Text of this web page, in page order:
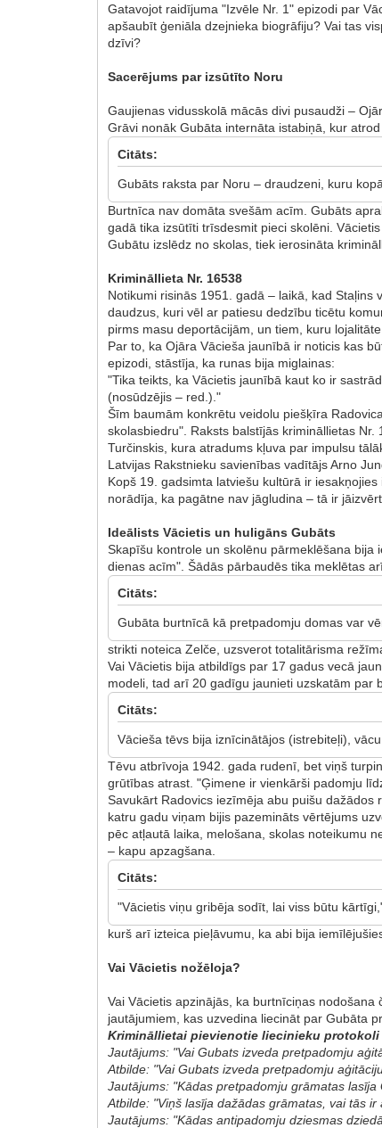
Gatavojot raidījuma "Izvēle Nr. 1" epizodi par
apšaubīt ģeniāla dzejnieka biogrāfiju? Vai tas
dzīvi?
Sacerējums par izsūtīto Noru
Gaujienas vidusskolā mācās divi pusaudži –
Grāvi nonāk Gubāta internāta istabiņā, kur
Citāts:
Gubāts raksta par Noru – draudzeni, kuru
Burtnīca nav domāta svešām acīm. Gubāts
gadā tika izsūtīti trīsdesmit pieci skolēni.
Gubātu izslēdz no skolas, tiek ierosināta
Krimināllieta Nr. 16538
Notikumi risinās 1951. gadā – laikā, kad
daudzus, kuri vēl ar patiesu dedzību ticētu
pirms masu deportācijām, un tiem, kuru
Par to, ka Ojāra Vācieša jaunībā ir noticis kas
epizodi, stāstīja, ka runas bija miglainas:
"Tika teikts, ka Vācietis jaunībā kaut ko ir
(nosūdzējis – red.)."
Šīm baumām konkrētu veidolu piešķīra
skolasbiedru". Raksts balstījās krimināllietas
Turčinskis, kura atradums kļuva par impulsu
Latvijas Rakstnieku savienības vadītājs Arno
Kopš 19. gadsimta latviešu kultūrā ir
norādīja, ka pagātne nav jāgludina – tā ir
Ideālists Vācietis un huligāns Gubāts
Skapīšu kontrole un skolēnu pārmeklēšana
dienas acīm". Šādās pārbaudēs tika meklētas
Citāts:
Gubāta burtnīcā kā pretpadomju domas var
strikti noteica Zelče, uzsverot totalitārisma
Vai Vācietis bija atbildīgs par 17 gadus vecā
modeli, tad arī 20 gadīgu jaunieti uzskatām par
Citāts:
Vācieša tēvs bija iznīcinātājos (istrebiteļi),
Tēvu atbrīvoja 1942. gada rudenī, bet viņš
grūtības atrast. "Ģimene ir vienkārši padomju
Savukārt Radovics iezīmēja abu puišu
katru gadu viņam bijis pazemināts vērtējums
pēc atļautā laika, melošana, skolas noteikumu
– kapu apzagšana.
Citāts:
"Vācietis viņu gribēja sodīt, lai viss būtu
kurš arī izteica pieļāvumu, ka abi bija
Vai Vācietis nožēloja?
Vai Vācietis apzinājās, ka burtnīciņas
jautājumiem, kas uzvedina liecināt par Gubāta
Krimināllietai pievienotie liecinieku
Jautājums: "Vai Gubats izveda pretpadomju
Atbilde: "Vai Gubats izveda pretpadomju
Jautājums: "Kādas pretpadomju grāmatas lasīja
Atbilde: "Viņš lasīja dažādas grāmatas, vai tās
Jautājums: "Kādas antipadomju dziesmas